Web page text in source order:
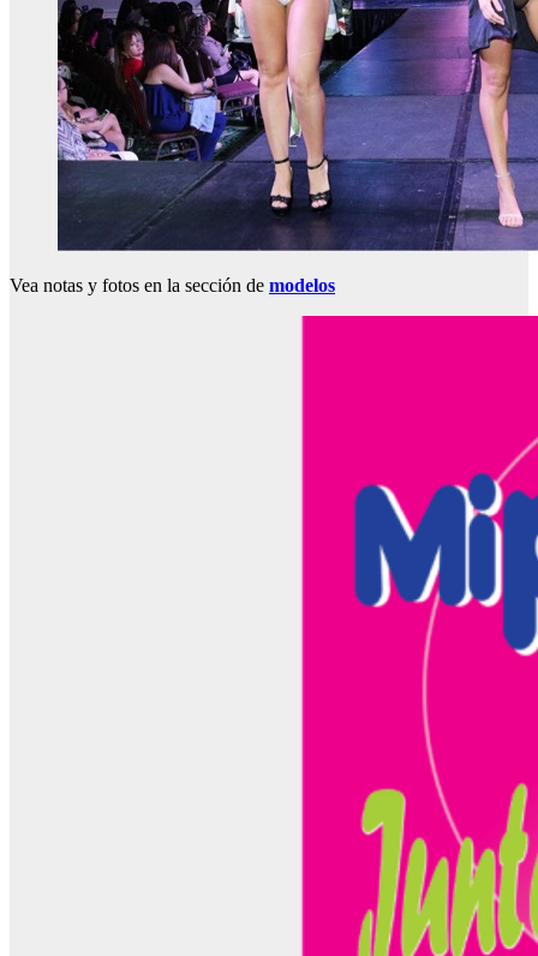
Vea notas y fotos en la sección de modelos